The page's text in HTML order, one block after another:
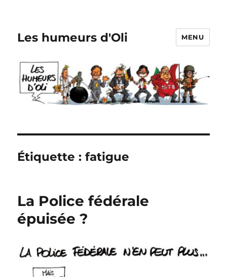
Les humeurs d'Oli MENU
Étiquette :fatigue
La Police fédérale
épuisée ?